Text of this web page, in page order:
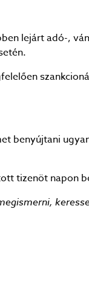
lejárt adó-,
benyújtani
tizenöt napon